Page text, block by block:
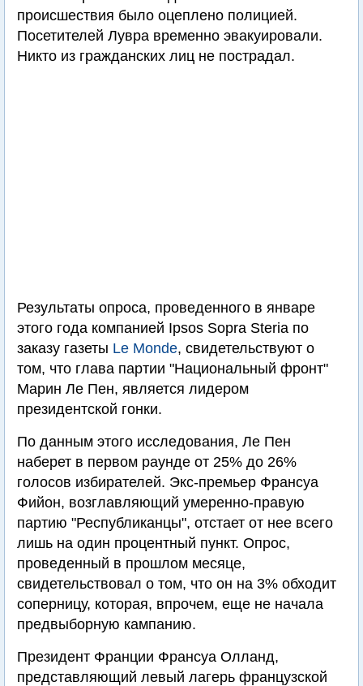
происшествия было оцеплено полицией.
Посетителей Лувра временно эвакуировали.
Никто из гражданских лиц не пострадал.
Результаты опроса, проведенного в январе
этого года компанией Ipsos Sopra Steria по
заказу газеты Le Monde, свидетельствуют о
том, что глава партии "Национальный фронт"
Марин Ле Пен, является лидером
президентской гонки.
По данным этого исследования, Ле Пен
наберет в первом раунде от 25% до 26%
голосов избирателей. Экс-премьер Франсуа
Фийон, возглавляющий умеренно-правую
партию "Республиканцы", отстает от нее всего
лишь на один процентный пункт. Опрос,
проведенный в прошлом месяце,
свидетельствовал о том, что он на 3% обходит
соперницу, которая, впрочем, еще не начала
предвыборную кампанию.
Президент Франции Франсуа Олланд,
представляющий левый лагерь французской